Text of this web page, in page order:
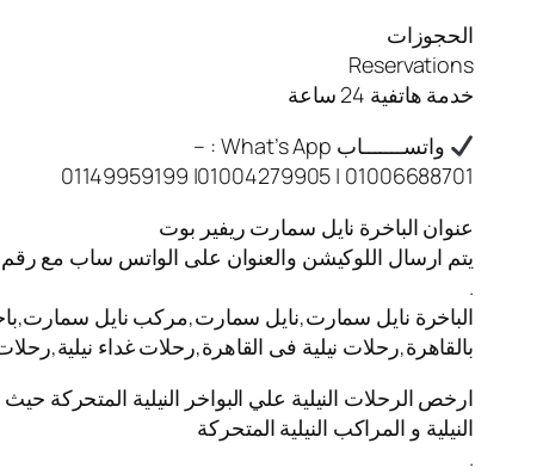
الحجوزات
Reservations
خدمة هاتفية 24 ساعة
واتســـــــاب What’s App : –
01006688701 | 01004279905| 01149959199
عنوان الباخرة نايل سمارت ريفير بوت
يتم ارسال اللوكيشن والعنوان على الواتس ساب مع
.
الباخرة نايل سمارت,نايل سمارت,مركب نايل
بالقاهرة,رحلات نيلية فى القاهرة,رحلات غداء
ارخص الرحلات النيلية علي البواخر النيلية المتحركة
النيلية و المراكب النيلية المتحركة
.